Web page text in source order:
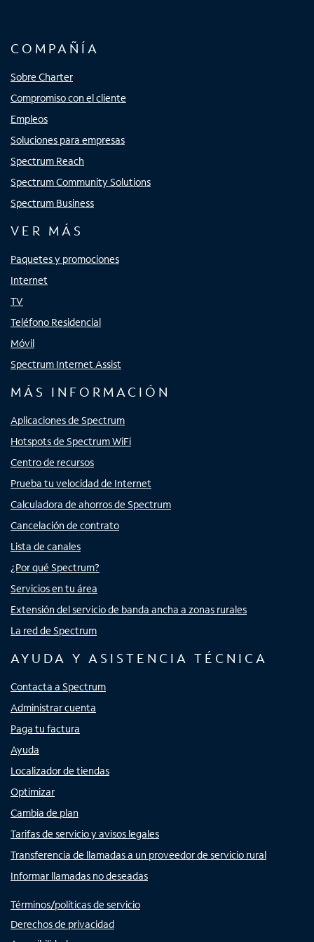
COMPAÑÍA
Sobre Charter
Compromiso con el cliente
Empleos
Soluciones para empresas
Spectrum Reach
Spectrum Community Solutions
Spectrum Business
VER MÁS
Paquetes y promociones
Internet
TV
Teléfono Residencial
Móvil
Spectrum Internet Assist
MÁS INFORMACIÓN
Aplicaciones de Spectrum
Hotspots de Spectrum WiFi
Centro de recursos
Prueba tu velocidad de Internet
Calculadora de ahorros de Spectrum
Cancelación de contrato
Lista de canales
¿Por qué Spectrum?
Servicios en tu área
Extensión del servicio de banda ancha a zonas rurales
La red de Spectrum
AYUDA Y ASISTENCIA TÉCNICA
Contacta a Spectrum
Administrar cuenta
Paga tu factura
Ayuda
Localizador de tiendas
Optimizar
Cambia de plan
Tarifas de servicio y avisos legales
Transferencia de llamadas a un proveedor de servicio rural
Informar llamadas no deseadas
Términos/políticas de servicio
Derechos de privacidad